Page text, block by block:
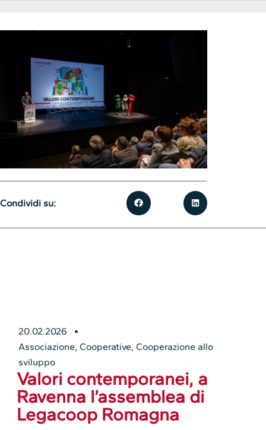
20.02.2026
Associazione,Cooperative,Cooperazione allo
sviluppo
Valori contemporanei, a
Ravenna l’assemblea di
Legacoop Romagna
Condividi su: